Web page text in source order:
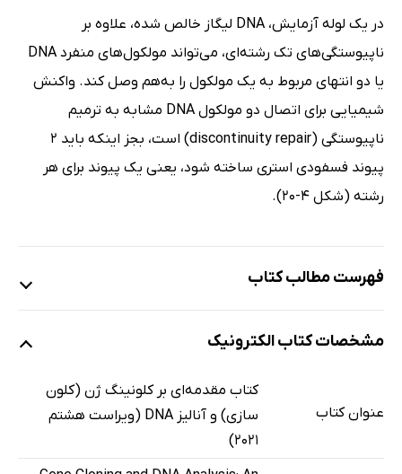
در یک لوله آزمایش، DNA لیگاز خالص شده، علاوه بر
ناپیوستگی‌های تک رشته‌ای، می‌تواند مولکول‌های منفرد DNA
یا دو انتهای مربوط به یک مولکول را به‌هم وصل کند. واکنش
شیمیایی برای اتصال دو مولکول DNA مشابه به ترمیم
ناپیوستگی (discontinuity repair) است، بجز اینکه باید 2
پیوند فسفودی استری ساخته شود، یعنی یک پیوند برای هر
رشته (شکل 4-20).
فهرست مطالب کتاب
فصل اول: چرا کلونینگ ژن و آنالیز مهم هستند؟
فصل دوم: وکتورهای لازم برای کلونینگ ژن: پلاسمیدها و
باکتریوفاژها
فصل چهارم: دستکاری DNA تخلیص شده
مشخصات کتاب الکترونیک
عنوان کتاب
کتاب مقدمه‌ای بر کلونینگ ژن (کلون
سازی) و آنالیز DNA (ویراست هشتم
2021)